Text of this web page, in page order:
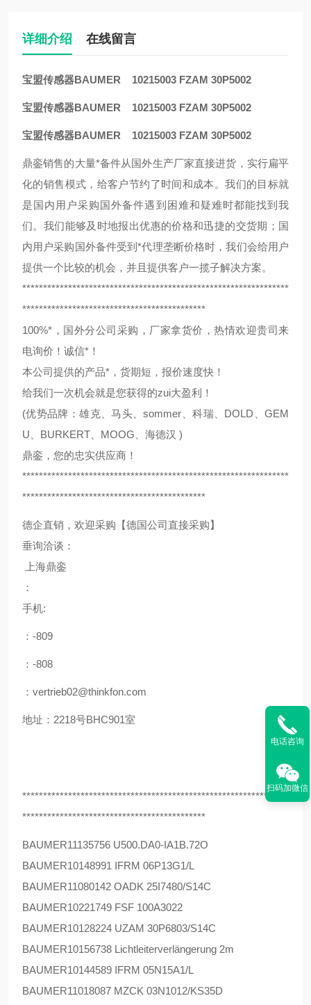
详细介绍 在线留言
宝盟传感器BAUMER 10215003 FZAM 30P5002
宝盟传感器BAUMER 10215003 FZAM 30P5002
宝盟传感器BAUMER 10215003 FZAM 30P5002
鼎銮销售的大量*备件从国外生产厂家直接进货，实行扁平
化的销售模式，给客户节约了时间和成本。我们的目标就
是国内用户采购国外备件遇到困难和疑难时都能找到我
们。我们能够及时地报出优惠的价格和迅捷的交货期；国
内用户采购国外备件受到*代理垄断价格时，我们会给用户
提供一个比较的机会，并且提供客户一揽子解决方案。
****************************************************************
********************************************
100%*，国外分公司采购，厂家拿货价，热情欢迎贵司来
电询价！诚信*！
本公司提供的产品*，货期短，报价速度快！
给我们一次机会就是您获得的zui大盈利！
(优势品牌：雄克、马头、sommer、科瑞、DOLD、GEM
U、BURKERT、MOOG、海德汉 )
鼎銮，您的忠实供应商！
****************************************************************
********************************************
德企直销，欢迎采购【德国公司直接采购】
垂询洽谈：
上海鼎銮
：
手机:
：-809
：-808
：vertrieb02@thinkfon.com
地址：2218号BHC901室
****************************************************************
********************************************
BAUMER11135756 U500.DA0-IA1B.72O
BAUMER10148991 IFRM 06P13G1/L
BAUMER11080142 OADK 25I7480/S14C
BAUMER10221749 FSF 100A3022
BAUMER10128224 UZAM 30P6803/S14C
BAUMER10156738 Lichtleiterverlängerung 2m
BAUMER10144589 IFRM 05N15A1/L
BAUMER11018087 MZCK 03N1012/KS35D
电话咨询
扫码加微信